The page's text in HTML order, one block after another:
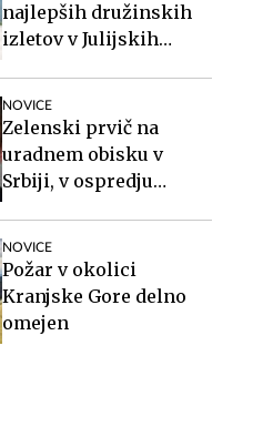
najlepših družinskih
izletov v Julijskih
NOVICE
Zelenski prvič na
uradnem obisku v
Srbiji, v ospredju
prihodnost
NOVICE
Požar v okolici
Kranjske Gore delno
omejen